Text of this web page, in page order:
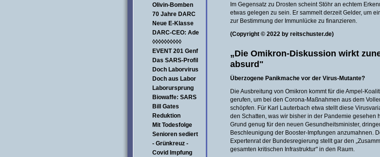
Olivin-Bomben
70 Jahre DARC
Neue E-Klasse
DARC-CEO: Ade
◊◊◊◊◊◊◊◊◊◊
EVENT 201 Genf
Das SARS-Profil
Doch Laborvirus
Doch aus Labor
Laborursprung
Biowaffe: SARS
Bill Gates
Reduktion
Mit Todesfolge
Senioren sediert
- Grünkreuz -
Covid Impfung
Im Gegensatz zu Drosten scheint Stöhr an echtem
etwas gelegen zu sein. Er sammelt derzeit Gelder, um
zur Bestimmung der Immunlücke zu finanzieren.
(Copyright © 2022 by reitschuster.de)
„Die Omikron-Diskussion wirkt
absurd"
Überzogene Panikmache vor der Virus-Mutante?
Die Ausbreitung von Omikron kommt für die Ampel-
gerufen, um bei den Corona-Maßnahmen aus dem
schöpfen. Für Karl Lauterbach etwa stellt diese
den Schatten, was wir bisher in der Pandemie gesehen
Grund genug für den neuen Gesundheitsminister,
Beschleunigung der Booster-Impfungen anzumahnen.
Expertenrat der Bundesregierung stellt gar den
gesamten kritischen Infrastruktur" in den Raum.